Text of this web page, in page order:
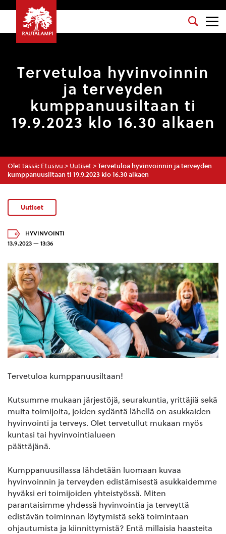
Tervetuloa hyvinvoinnin
ja terveyden
kumppanuusiltaan ti
19.9.2023 klo 16.30 alkaen
Olet tässä: Etusivu > Uutiset > Tervetuloa hyvinvoinnin ja terveyden
kumppanuusiltaan ti 19.9.2023 klo 16.30 alkaen
Uutiset
HYVINVOINTI
13.9.2023 — 13:36
Tervetuloa kumppanuusiltaan!
Kutsumme mukaan järjestöjä, seurakuntia, yrittäjiä sekä
muita toimijoita, joiden sydäntä lähellä on asukkaiden
hyvinvointi ja terveys. Olet tervetullut mukaan myös
kuntasi tai hyvinvointialueen
päättäjänä.
Kumppanuusillassa lähdetään luomaan kuvaa
hyvinvoinnin ja terveyden edistämisestä asukkaidemme
hyväksi eri toimijoiden yhteistyössä. Miten
parantaisimme yhdessä hyvinvointia ja terveyttä
edistävän toiminnan löytymistä sekä toimintaan
ohjautumista ja kiinnittymistä? Entä millaisia haasteita